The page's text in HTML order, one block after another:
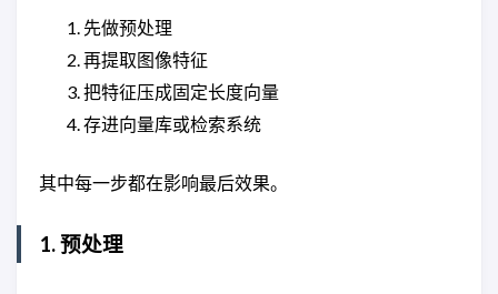
先做预处理
再提取图像特征
把特征压成固定长度向量
存进向量库或检索系统
其中每一步都在影响最后效果。
1. 预处理